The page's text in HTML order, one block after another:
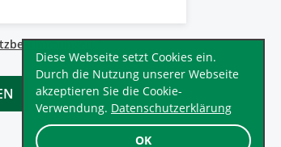
OK
Diese Webseite setzt Cookies ein.
Durch die Nutzung unserer Webseite
akzeptieren Sie die Cookie-
Verwendung. Datenschutzerklärung
.*